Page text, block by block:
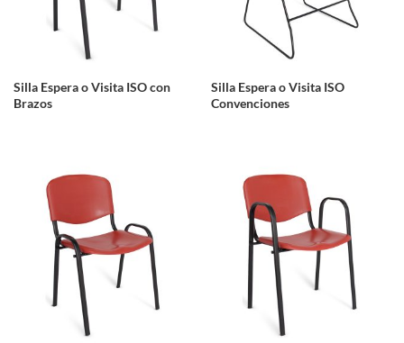
Silla Espera o Visita ISO con
Brazos
Silla Espera o Visita ISO
Convenciones